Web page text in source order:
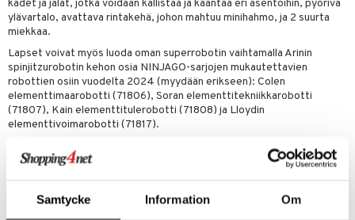
Samtycke Information Om
kädet ja jalat, jotka voidaan kallistaa ja kääntää eri asentoihin, pyörivä
ylävartalo, avattava rintakehä, johon mahtuu minihahmo, ja 2 suurta
miekkaa.
Lapset voivat myös luoda oman superrobotin vaihtamalla Arinin
spinjitzurobotin kehon osia NINJAGO-sarjojen mukautettavien
robottien osiin vuodelta 2024 (myydään erikseen): Colen
elementtimaarobotti (71806), Soran elementtitekniikkarobotti
(71807), Kain elementtitulerobotti (71808) ja Lloydin
elementtivoimarobotti (71817).
Ninjalelusarja sisältää 2 minihahmoa: Arinin kristallikatanamiekan
kanssa ja taistelevan dragonierin omalla miekallaan, sekä Baby Riyun
Sarja sisältää 213 osaa.
Love
Prinsessat
lelut
palaa
oheistarvikkeet
ja käsipyyhkeet
& vastauksia